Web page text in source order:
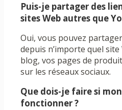
Puis-je partager des
sites Web autres que
Oui, vous pouvez
depuis n’importe quel
blog, vos pages de
sur les réseaux sociaux.
Que dois-je faire si
fonctionner ?